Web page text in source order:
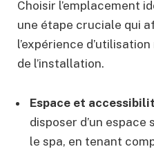
Choisir l’emplacement
une étape cruciale qui
l’expérience
de l’installation.
Espace et
disposer d’un
le spa, en tenant